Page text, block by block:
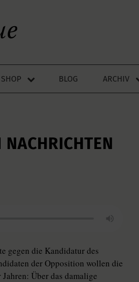
SHOP BLOG ARCHIV
gegen die Kandidatur des
der Opposition wollen die
Über das damalige